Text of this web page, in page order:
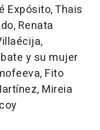
Expósito, Thais
Renata
y su mujer
Fito
Mireia